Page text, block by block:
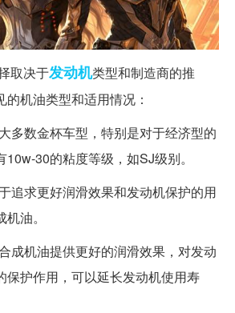
取决于发动机类型和制造商的推
机油类型和适用情况：
多数金杯车型，特别是对于经济型的
30的粘度等级，如SJ级别。
追求更好润滑效果和发动机保护的用
油。
成机油提供更好的润滑效果，对发动
保护作用，可以延长发动机使用寿